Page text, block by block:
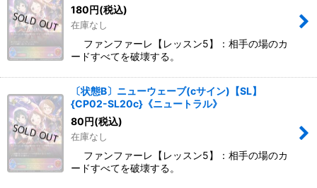
180円(税込)
在庫なし
ファンファーレ【レッスン5】：相手の場のカ
ードすべてを破壊する。
〔状態B〕ニューウェーブ(cサイン)【SL】
{CP02-SL20c}《ニュートラル》
80円(税込)
在庫なし
ファンファーレ【レッスン5】：相手の場のカ
ードすべてを破壊する。